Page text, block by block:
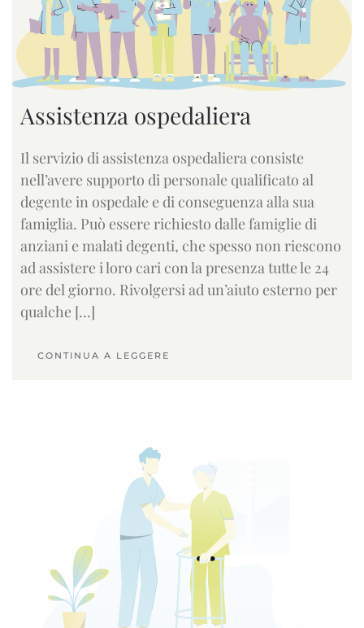
Assistenza ospedaliera
Il servizio di assistenza ospedaliera consiste
nell’avere supporto di personale qualificato al
degente in ospedale e di conseguenza alla sua
famiglia. Può essere richiesto dalle famiglie di
anziani e malati degenti, che spesso non riescono
ad assistere i loro cari con la presenza tutte le 24
ore del giorno. Rivolgersi ad un’aiuto esterno per
qualche […]
CONTINUA A LEGGERE